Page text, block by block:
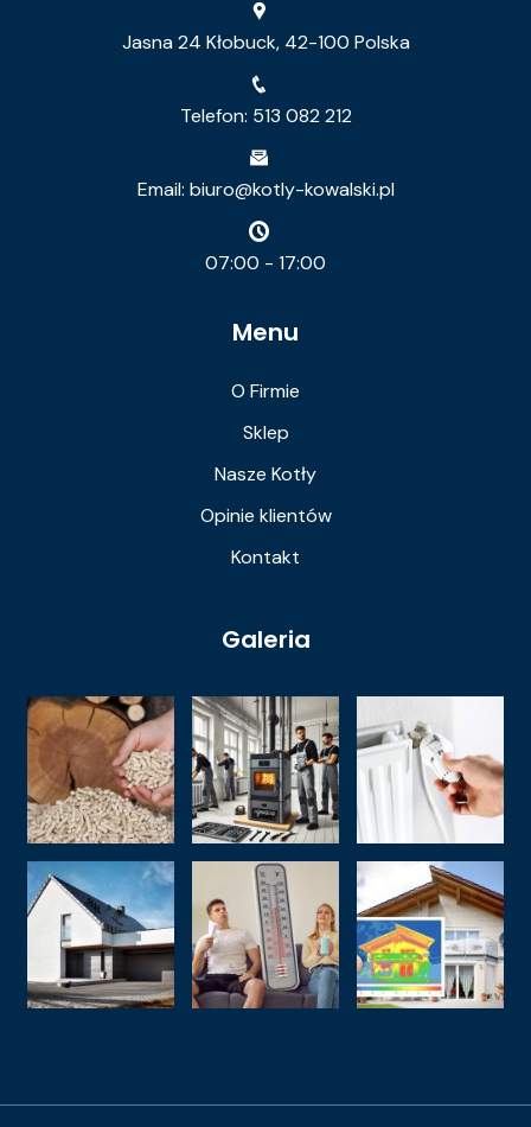
Jasna 24 Kłobuck, 42-100 Polska
Telefon: 513 082 212
Email: biuro@kotly-kowalski.pl
07:00 - 17:00
Menu
O Firmie
Sklep
Nasze Kotły
Opinie klientów
Kontakt
Galeria